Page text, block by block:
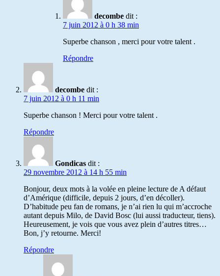
decombe dit :
7 juin 2012 à 0 h 38 min
Superbe chanson , merci pour votre talent .
Répondre
decombe dit :
7 juin 2012 à 0 h 11 min
Superbe chanson ! Merci pour votre talent .
Répondre
Gondicas dit :
29 novembre 2012 à 14 h 55 min
Bonjour, deux mots à la volée en pleine lecture de A défaut
d’Amérique (difficile, depuis 2 jours, d’en décoller).
D’habitude peu fan de romans, je n’ai rien lu qui m’accroche
autant depuis Milo, de David Bosc (lui aussi traducteur, tiens).
Heureusement, je vois que vous avez plein d’autres titres…
Bon, j’y retourne. Merci!
Répondre